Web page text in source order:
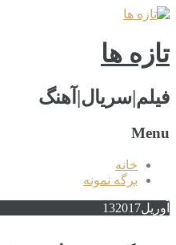
تازه ها
فیلم|سریال|آهنگ
Menu
خانه
برگه نمونه
آوریل 132017